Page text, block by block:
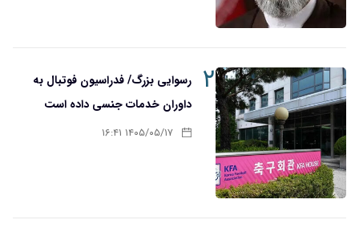
۲
رسوایی بزرگ/ فدراسیون فوتبال به
داوران خدمات جنسی داده است
۱۴۰۵/۰۵/۱۷ ۱۶:۴۱